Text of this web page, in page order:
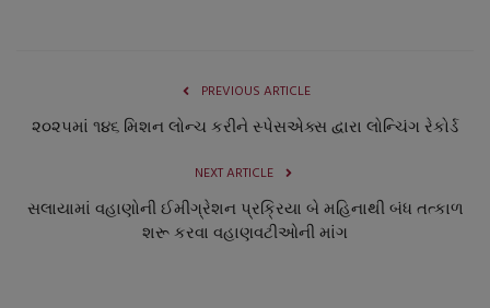
PREVIOUS ARTICLE
૨૦૨૫માં ૧૪૬ મિશન લોન્ચ કરીને સ્પેસએક્સ દ્વારા લોન્ચિંગ રેકોર્ડ
NEXT ARTICLE
સલાયામાં વહાણોની ઈમીગ્રેશન પ્રક્રિયા બે મહિનાથી બંધ તત્કાળ
શરૂ કરવા વહાણવટીઓની માંગ